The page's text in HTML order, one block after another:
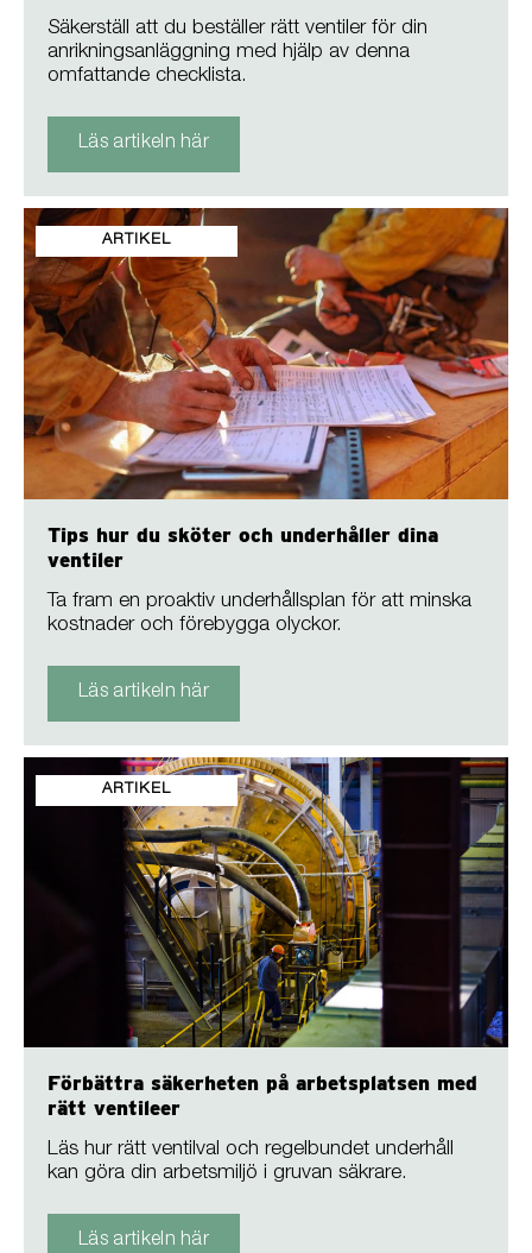
Säkerställ att du beställer rätt ventiler för din
anrikningsanläggning med hjälp av denna
omfattande checklista.
Läs artikeln här
ARTIKEL
Tips hur du sköter och underhåller dina
ventiler
Ta fram en proaktiv underhållsplan för att minska
kostnader och förebygga olyckor.
Läs artikeln här
ARTIKEL
Förbättra säkerheten på arbetsplatsen med
rätt ventileer
Läs hur rätt ventilval och regelbundet underhåll
kan göra din arbetsmiljö i gruvan säkrare.
Läs artikeln här